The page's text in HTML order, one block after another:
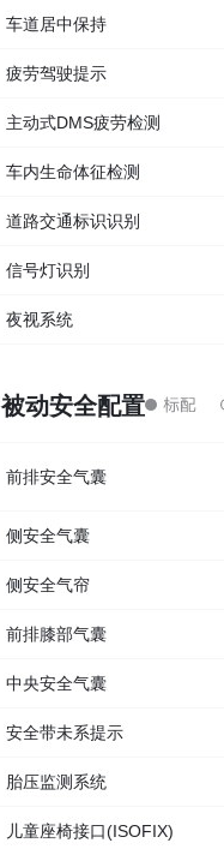
车道居中保持
疲劳驾驶提示
主动式DMS疲劳检测
车内生命体征检测
道路交通标识识别
信号灯识别
夜视系统
被动安全配置
前排安全气囊
侧安全气囊
侧安全气帘
前排膝部气囊
中央安全气囊
安全带未系提示
胎压监测系统
儿童座椅接口(ISOFIX)